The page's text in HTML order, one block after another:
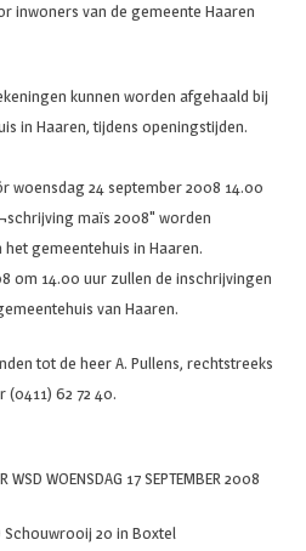
inwoners van de gemeente Haaren
kunnen worden afgehaald bij
in Haaren, tijdens openingstijden.
24 september 2008 14.00
maïs 2008" worden
gemeentehuis in Haaren.
om 14.00 uur zullen de inschrijvingen
van Haaren.
tot de heer A. Pullens, rechtstreeks
62 72 40.
WSD WOENSDAG 17 SEPTEMBER 2008
Schouwrooij 20 in Boxtel